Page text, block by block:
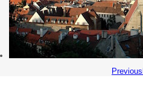
Previous